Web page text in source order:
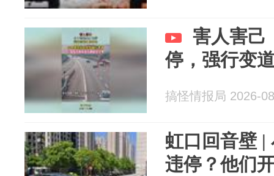
害人害己
停，强行变
搞怪情报局 2026-
虹口回音壁 |
违停？他们